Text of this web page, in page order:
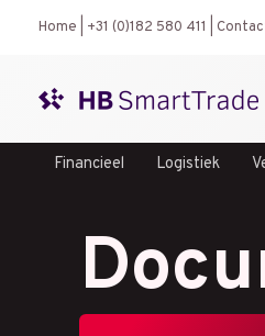
inhoud
Home +31 (0)182 580 411
Financieel Logistiek